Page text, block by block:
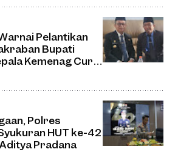
Pelantikan
Bupati
Kemenag Curi
Polres
HUT ke-42
Pradana